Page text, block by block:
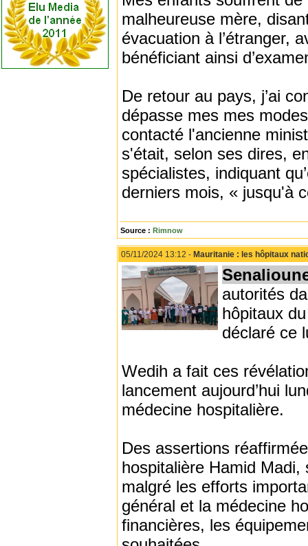
malheureuse mère,
évacuation à l’étranger,
bénéficiant ainsi
De retour au pays, j’ai
dépasse mes mes
contacté l'ancienne
s'était, selon ses dires,
spécialistes, indiquant
derniers mois, « jusqu'à
Source : Rimnow
05/11/2024 13:12 - Mauritanie : les hôpitaux
autorités
hôpitaux
déclaré ce
Wedih a fait ces
lancement aujourd’hui
médecine hospitalière.
Des assertions
hospitalière Hamid
malgré les efforts
général et la médecine
financières, les